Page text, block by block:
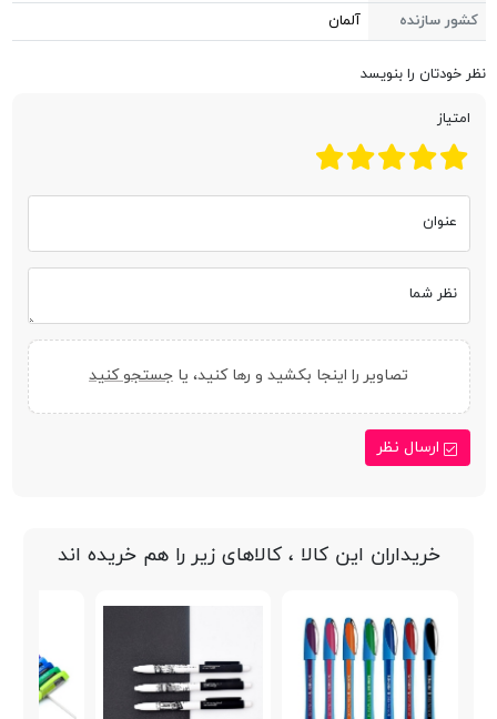
کشور سازنده
آلمان
نظر خودتان را بنویسد
امتیاز
عنوان
نظر شما
تصاویر را اینجا بکشید و رها کنید، یا جستجو کنید
ارسال نظر
خریداران این کالا ، کالاهای زیر را هم خریده اند